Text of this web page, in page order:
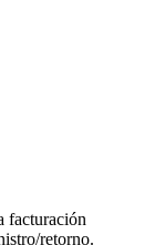
facturación
retorno.